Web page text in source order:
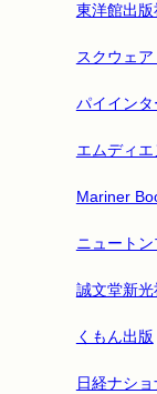
東洋館出版
スクウェ
パイイン
エムディ
Mariner
ニュートン
誠文堂新光
くもん出版
日経ナシ